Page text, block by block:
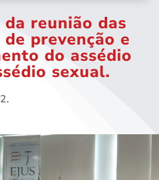
reunião das
prevenção e
do assédio
sexual.